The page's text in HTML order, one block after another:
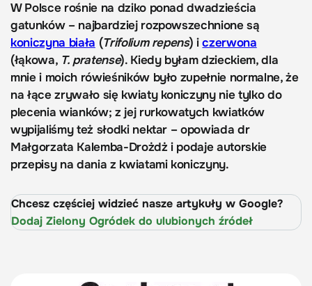
W Polsce rośnie na dziko ponad dwadzieścia
gatunków – najbardziej rozpowszechnione są
koniczyna biała (Trifolium repens) iczerwona
(łąkowa, T. pratense). Kiedy byłam dzieckiem, dla
mnie i moich rówieśników było zupełnie normalne, że
na łące zrywało się kwiaty koniczyny nie tylko do
plecenia wianków; z jej rurkowatych kwiatków
wypijaliśmy też słodki nektar – opowiada dr
Małgorzata Kalemba-Drożdż i podaje autorskie
przepisy na dania z kwiatami koniczyny.
Chcesz częściej widzieć nasze artykuły w Google?
Dodaj Zielony Ogródek do ulubionych źródeł